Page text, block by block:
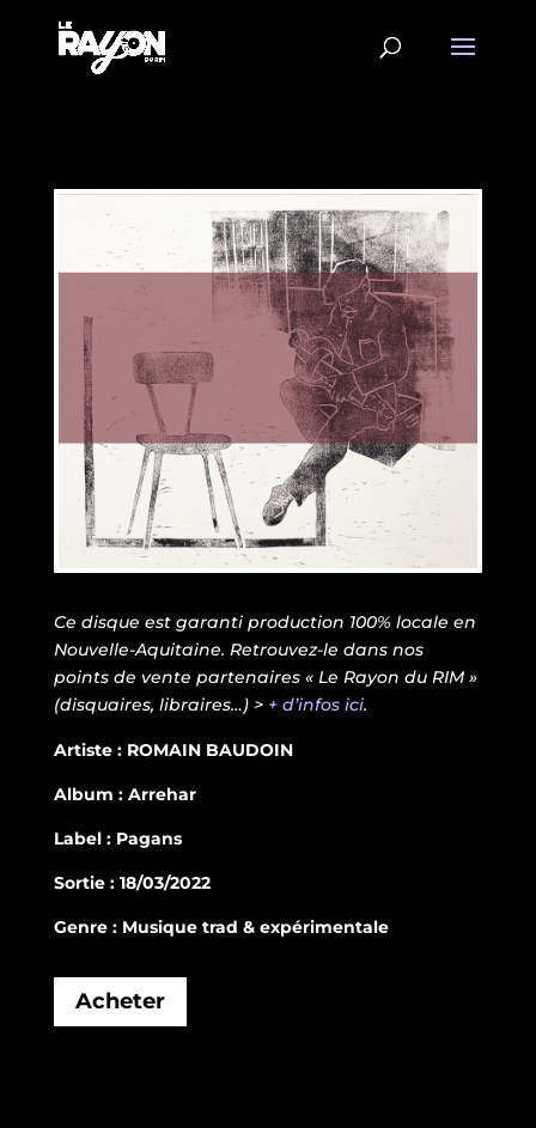
Ce disque est garanti production 100% locale en
Nouvelle-Aquitaine. Retrouvez-le dans nos
points de vente partenaires « Le Rayon du RIM »
(disquaires, libraires…) > + d’infos ici.
Artiste : ROMAIN BAUDOIN
Album : Arrehar
Label : Pagans
Sortie : 18/03/2022
Genre : Musique trad & expérimentale
Acheter